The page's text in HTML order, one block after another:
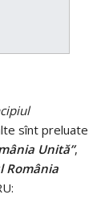
sînt preluate
Unită”,
România